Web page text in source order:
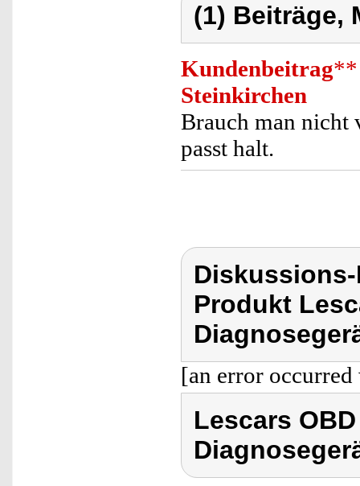
(1) Beiträge,
Kundenbeitrag**
Steinkirchen
Brauch man nicht
passt halt.
Produkt
[an error
Lescars